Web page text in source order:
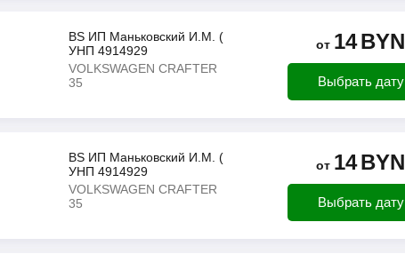
BS ИП Маньковский И.М. (
УНП 4914929
VOLKSWAGEN CRAFTER
35
от 14BYN
Выбрать дату
BS ИП Маньковский И.М. (
УНП 4914929
VOLKSWAGEN CRAFTER
35
от 14BYN
Выбрать дату